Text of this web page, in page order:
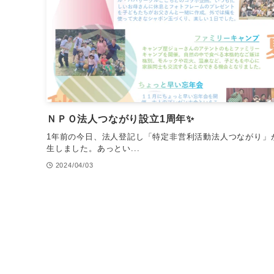
ＮＰＯ法人つながり設立1周年✨
1年前の今日、法人登記し「特定非営利活動法人つながり」
生しました。あっとい...
2024/04/03